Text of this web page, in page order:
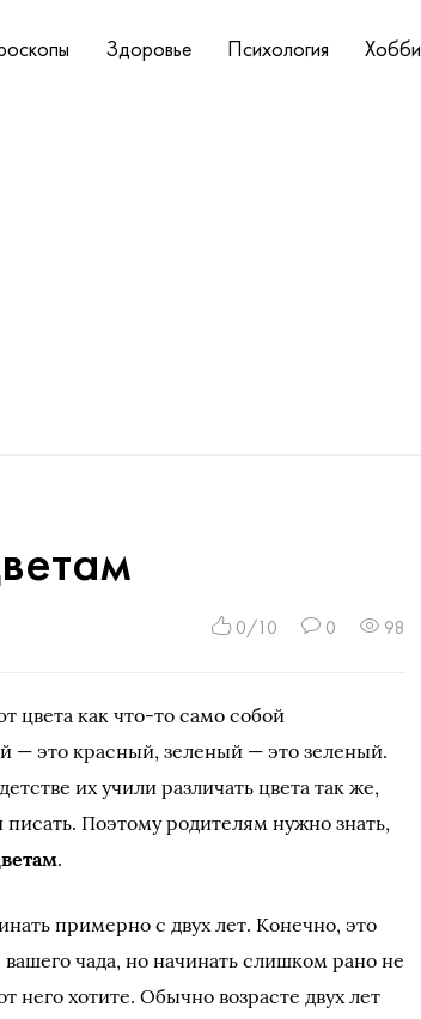
Здоровье Психология Хобби
0/10 0 98
цвета как что-то само собой
— это красный, зеленый — это зеленый.
их учили различать цвета так же,
писать. Поэтому родителям нужно знать,
.
примерно с двух лет. Конечно, это
чада, но начинать слишком рано не
него хотите. Обычно возрасте двух лет